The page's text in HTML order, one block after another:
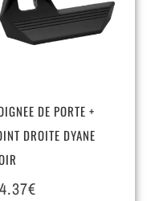
DE PORTE +
DROITE DYANE
€